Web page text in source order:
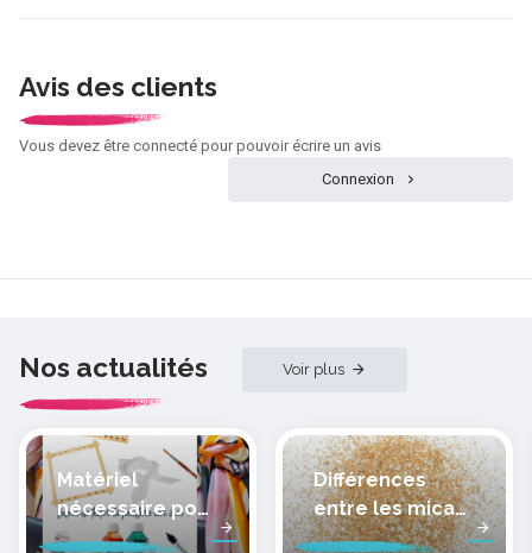
Avis des clients
Vous devez être connecté pour pouvoir écrire un avis
Connexion
Nos actualités Voir plus
Matériel
nécessaire pour
peindre la soie
Différences
entre les micas
des pâtes